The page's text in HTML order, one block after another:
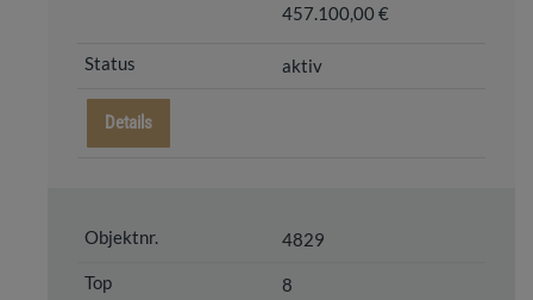
457.100,00 €
aktiv
Details
4829
8